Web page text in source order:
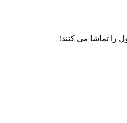
را تماشا می کنند!